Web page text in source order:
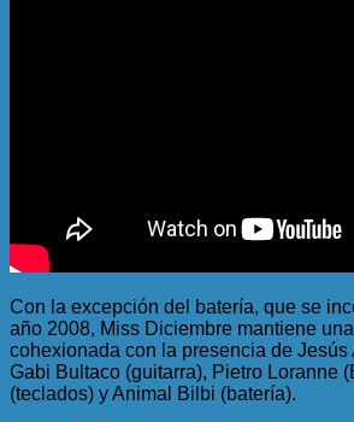
Con la excepción del batería, que se
año 2008, Miss Diciembre mantiene
cohexionada con la presencia de Jesús
Gabi Bultaco (guitarra), Pietro Loranne
(teclados) y Animal Bilbi (batería).